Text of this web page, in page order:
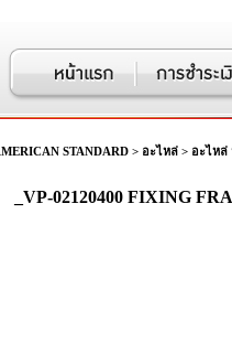
STANDARD > อะไหล่ > อะไหล่
_VP-02120400 FIXING